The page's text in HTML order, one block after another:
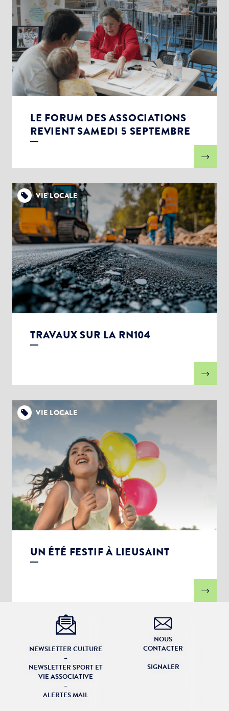
LE FORUM DES ASSOCIATIONS
REVIENT SAMEDI 5 SEPTEMBRE
VIE LOCALE
TRAVAUX SUR LA RN104
VIE LOCALE
UN ÉTÉ FESTIF À LIEUSAINT
NEWSLETTER CULTURE
–
NEWSLETTER SPORT ET
VIE ASSOCIATIVE
–
ALERTES MAIL
NOUS
CONTACTER
–
SIGNALER